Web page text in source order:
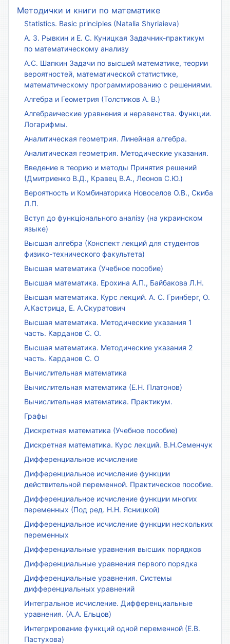
Методички и книги по математике
Statistics. Basic principles (Natalia Shyriaieva)
А. З. Рывкин и Е. С. Куницкая Задачник-практикум
по математическому анализу
А.С. Шапкин Задачи по высшей математике, теории
вероятностей, математической статистике,
математическому программированию с решениями.
Алгебра и Геометрия (Толстиков А. В.)
Алгебраические уравнения и неравенства. Функции.
Логарифмы.
Аналитическая геометрия. Линейная алгебра.
Аналитическая геометрия. Методические указания.
Введение в теорию и методы Принятия решений
(Дмитриенко В.Д., Кравец В.А., Леонов С.Ю.)
Вероятность и Комбинаторика Новоселов О.В., Скиба
Л.П.
Вступ до функціонального аналізу (на украинском
языке)
Высшая алгебра (Конспект лекций для студентов
физико-технического факультета)
Высшая математика (Учебное пособие)
Высшая математика. Ерохина А.П., Байбакова Л.Н.
Высшая математика. Курс лекций. А. С. Гринберг, О.
А.Кастрица, Е. А.Скуратович
Высшая математика. Методические указания 1
часть. Карданов С. О.
Высшая математика. Методические указания 2
часть. Карданов С. О
Вычислительная математика
Вычислительная математика (Е.Н. Платонов)
Вычислительная математика. Практикум.
Графы
Дискретная математика (Учебное пособие)
Дискретная математика. Курс лекций. В.Н.Семенчук
Дифференциальное исчисление
Дифференциальное исчисление функции
действительной переменной. Практическое пособие.
Дифференциальное исчисление функции многих
переменных (Под ред. Н.Н. Ясницкой)
Дифференциальное исчисление функции нескольких
переменных
Дифференциальные уравнения высших порядков
Дифференциальные уравнения первого порядка
Дифференциальные уравнения. Системы
дифференциальных уравнений
Интегральное исчисление. Дифференциальные
уравнения. (А.А. Ельцов)
Интегрирование функций одной переменной (Е.В.
Пастухова)